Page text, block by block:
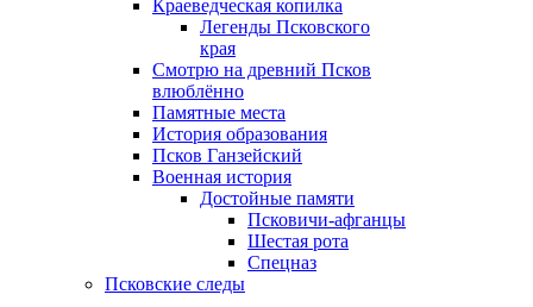
Краеведческая копилка
Легенды Псковского
края
Смотрю на древний Псков
влюблённо
Памятные места
История образования
Псков Ганзейский
Военная история
Достойные памяти
Псковичи-афганцы
Шестая рота
Спецназ
Псковские следы